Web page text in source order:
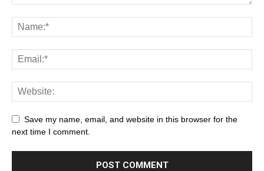
Save my name, email, and website in this browser for the
next time I comment.